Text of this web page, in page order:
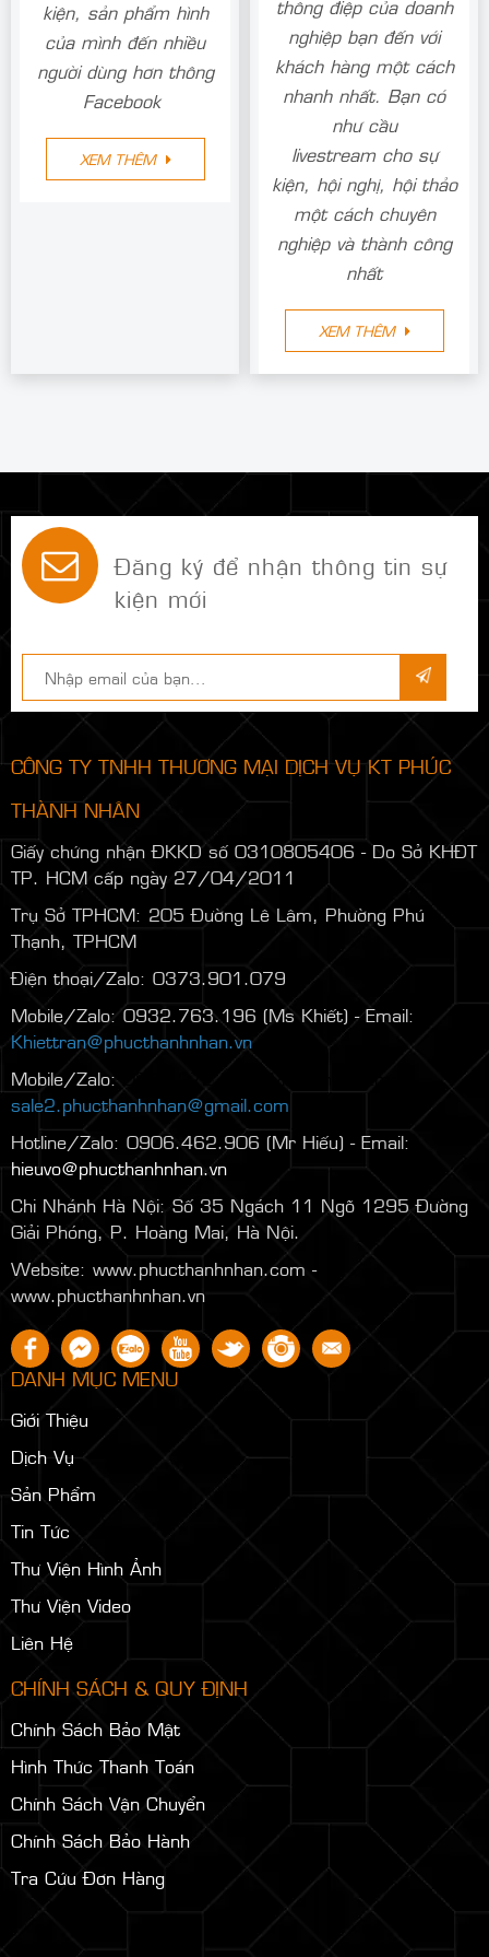
kiện, sản phẩm hình
của mình đến nhiều
người dùng hơn thông
Facebook
XEM THÊM
thông điệp của doanh
nghiệp bạn đến với
khách hàng một cách
nhanh nhất. Bạn có
như cầu
livestream cho sự
kiện, hội nghị, hội thảo
một cách chuyên
nghiệp và thành công
nhất
XEM THÊM
Đăng ký để nhận thông tin sự
kiện mới
CÔNG TY TNHH THƯƠNG MẠI DỊCH VỤ KT PHÚC
THÀNH NHÂN
Giấy chứng nhận ĐKKD số 0310805406 - Do Sở KHĐT
TP. HCM cấp ngày 27/04/2011
Trụ Sở TPHCM: 205 Đường Lê Lâm, Phường Phú
Thạnh, TPHCM
Điện thoại/Zalo: 0373.901.079
Mobile/Zalo: 0932.763.196 (Ms Khiết) - Email:
Khiettran@phucthanhnhan.vn
Mobile/Zalo:
0986.272.500
sale2.phucthanhnhan@gmail.com
Hotline/Zalo: 0906.462.906 (Mr Hiếu) - Email:
hieuvo@phucthanhnhan.vn
Chi Nhánh Hà Nội: Số 35 Ngách 11 Ngõ 1295 Đường
Giải Phóng, P. Hoàng Mai, Hà Nội.
Website: www.phucthanhnhan.com -
www.phucthanhnhan.vn
DANH MỤC MENU
Giới Thiệu
Dịch Vụ
Sản Phẩm
Tin Tức
Thư Viện Hình Ảnh
Thư Viện Video
Liên Hệ
CHÍNH SÁCH & QUY ĐỊNH
Chính Sách Bảo Mật
Hình Thức Thanh Toán
Chính Sách Vận Chuyển
Chính Sách Bảo Hành
Tra Cứu Đơn Hàng